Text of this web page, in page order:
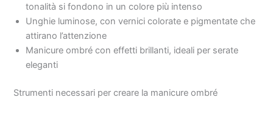
tonalità si fondono in un colore più intenso
Unghie luminose, con vernici colorate e pigmentate che
attirano l’attenzione
Manicure ombré con effetti brillanti, ideali per serate
eleganti
Strumenti necessari per creare la manicure ombré